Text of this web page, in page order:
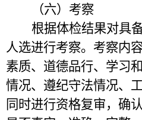
（六）考察
根据体检结果对具
人选进行考察。考察内
素质、道德品行、学习
情况、遵纪守法情况、
同时进行资格复审，确